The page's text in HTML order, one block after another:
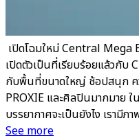
เปิดโฉมใหม่ Central Mega
เปิดตัวเป็นที่เรียบร้อยแล้วกับ
กับพื้นที่ขนาดใหญ่ ช้อปสนุก ค
PROXIE และศิลปินมากมาย
บรรยากาศจะเป็นยังไง เรามี
See more